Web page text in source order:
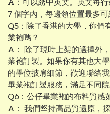
A：可以綉中英文。英文每
7 個字內，每邊領位置最多可
Q5：除了香港的大學，你們
業袍嗎？
A： 除了現時上架的選擇外
業袍訂製。如果你有其他大
的學位披肩細節，歡迎聯絡
畢業袍訂製服務，滿足不同
Q6：公仔畢業袍的布料質感
A： 我們堅持高品質還原，